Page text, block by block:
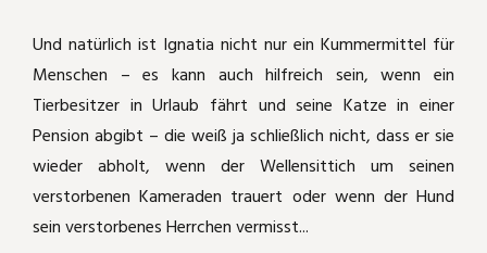
Und natürlich ist Ignatia nicht nur ein Kummermittel für
Menschen – es kann auch hilfreich sein, wenn ein
Tierbesitzer in Urlaub fährt und seine Katze in einer
Pension abgibt – die weiß ja schließlich nicht, dass er sie
wieder abholt, wenn der Wellensittich um seinen
verstorbenen Kameraden trauert oder wenn der Hund
sein verstorbenes Herrchen vermisst...